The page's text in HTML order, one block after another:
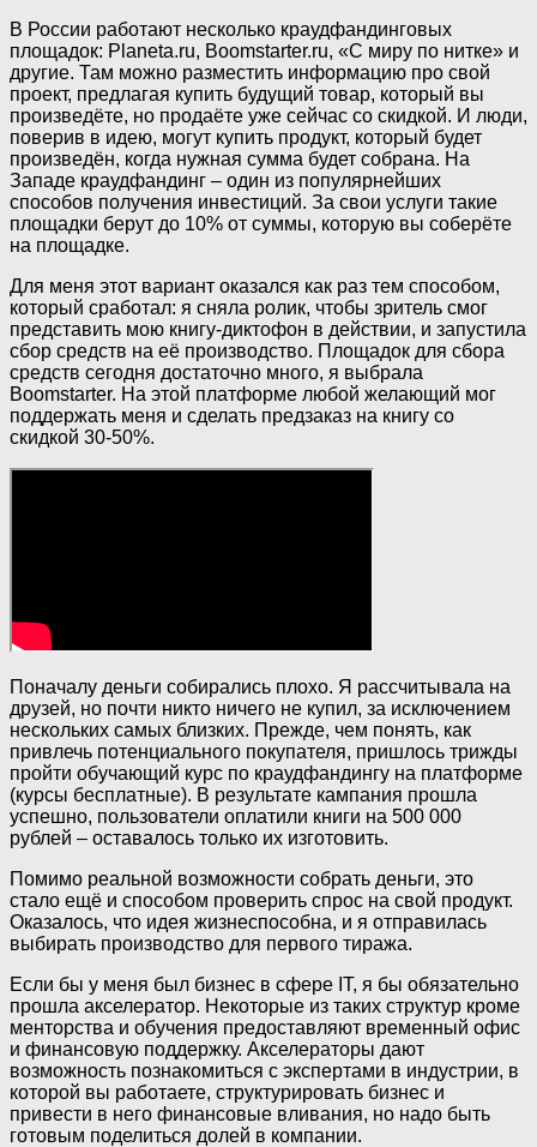
В России работают несколько краудфандинговых
площадок: Planeta.ru, Boomstarter.ru, «С миру по нитке» и
другие. Там можно разместить информацию про свой
проект, предлагая купить будущий товар, который вы
произведёте, но продаёте уже сейчас со скидкой. И люди,
поверив в идею, могут купить продукт, который будет
произведён, когда нужная сумма будет собрана. На
Западе краудфандинг – один из популярнейших
способов получения инвестиций. За свои услуги такие
площадки берут до 10% от суммы, которую вы соберёте
на площадке.
Для меня этот вариант оказался как раз тем способом,
который сработал: я сняла ролик, чтобы зритель смог
представить мою книгу-диктофон в действии, и запустила
сбор средств на её производство. Площадок для сбора
средств сегодня достаточно много, я выбрала
Boomstarter. На этой платформе любой желающий мог
поддержать меня и сделать предзаказ на книгу со
скидкой 30-50%.
Поначалу деньги собирались плохо. Я рассчитывала на
друзей, но почти никто ничего не купил, за исключением
нескольких самых близких. Прежде, чем понять, как
привлечь потенциального покупателя, пришлось трижды
пройти обучающий курс по краудфандингу на платформе
(курсы бесплатные). В результате кампания прошла
успешно, пользователи оплатили книги на 500 000
рублей – оставалось только их изготовить.
Помимо реальной возможности собрать деньги, это
стало ещё и способом проверить спрос на свой продукт.
Оказалось, что идея жизнеспособна, и я отправилась
выбирать производство для первого тиража.
Если бы у меня был бизнес в сфере IT, я бы обязательно
прошла акселератор. Некоторые из таких структур кроме
менторства и обучения предоставляют временный офис
и финансовую поддержку. Акселераторы дают
возможность познакомиться с экспертами в индустрии, в
которой вы работаете, структурировать бизнес и
привести в него финансовые вливания, но надо быть
готовым поделиться долей в компании.